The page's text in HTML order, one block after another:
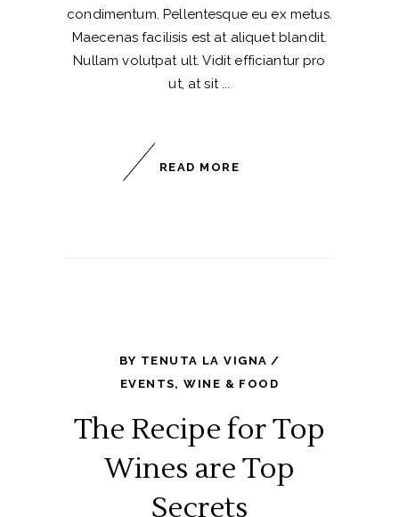
condimentum. Pellentesque eu ex metus.
Maecenas facilisis est at aliquet blandit.
Nullam volutpat ult. Vidit efficiantur pro
ut, at sit
READ MORE
BY TENUTA LA VIGNA
EVENTS,WINE & FOOD
The Recipe for Top
Wines are Top
Secrets